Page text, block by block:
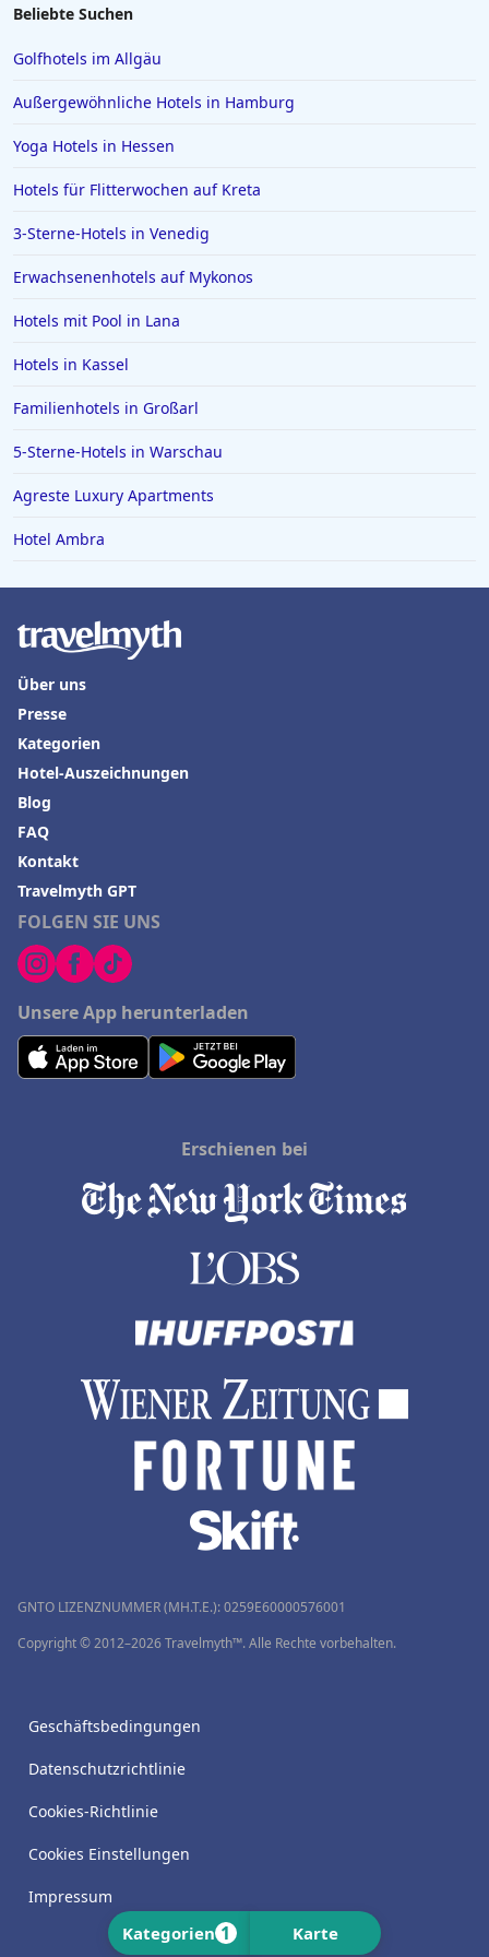
Kategorien 1 Karte
Beliebte Suchen
Golfhotels im Allgäu
Außergewöhnliche Hotels in Hamburg
Yoga Hotels in Hessen
Hotels für Flitterwochen auf Kreta
3-Sterne-Hotels in Venedig
Erwachsenenhotels auf Mykonos
Hotels mit Pool in Lana
Hotels in Kassel
Familienhotels in Großarl
5-Sterne-Hotels in Warschau
Agreste Luxury Apartments
Hotel Ambra
FOLGEN SIE UNS
Unsere App herunterladen
Über uns
Presse
Kategorien
Hotel-Auszeichnungen
Blog
FAQ
Kontakt
Travelmyth GPT
Erschienen bei
GNTO LIZENZNUMMER (MH.T.E.): 0259Ε60000576001
Copyright © 2012–2026 Travelmyth™. Alle Rechte vorbehalten.
Geschäftsbedingungen
Datenschutzrichtlinie
Cookies-Richtlinie
Cookies Einstellungen
Impressum